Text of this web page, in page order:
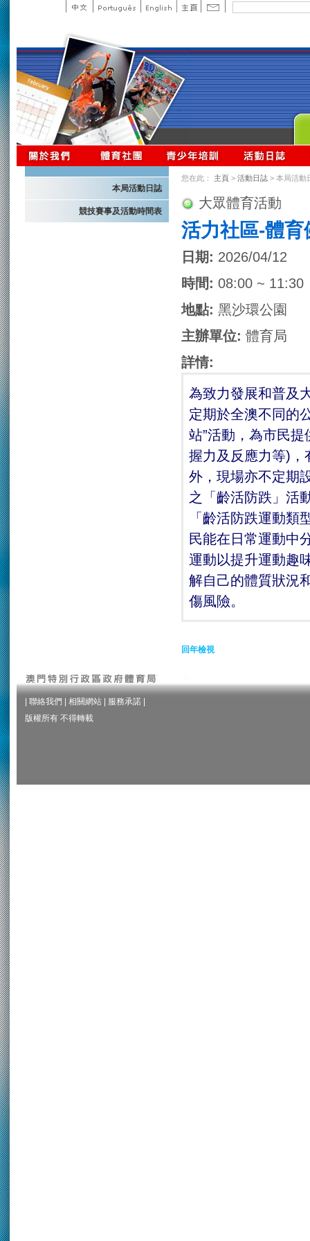
本局活動日誌
競技賽事及活動時間表
您在此： 主頁 > 活動日誌 > 本局活動
大眾體育活動
活力社區-體育
日期: 2026/04/12
時間: 08:00 ~ 11:30
地點: 黑沙環公園
主辦單位: 體育局
詳情:
為致力發展和普及
定期於全澳不同的
站”活動，為市民
握力及反應力等)，
外，現場亦不定期
之「齡活防跌」活
「齡活防跌運動
民能在日常運動中
運動以提升運動趣
解自己的體質狀況
傷風險。
回年檢視
聯絡我們 相關網站 服務承諾
版權所有 不得轉載